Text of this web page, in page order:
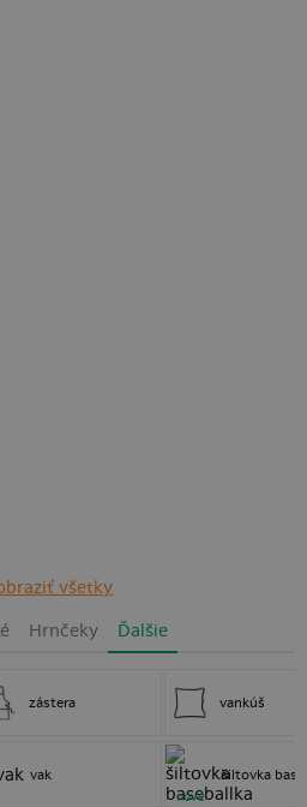
všetky
Hrnčeky Ďalšie
zástera
vak
vankúš
šiltovka
nové